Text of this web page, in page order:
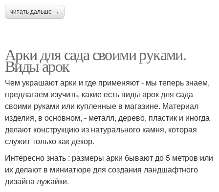
читать дальше →
Арки для сада своими руками.
Виды арок
Чем украшают арки и где применяют - мы теперь знаем,
предлагаем изучить, какие есть виды арок для сада
своими руками или купленные в магазине. Материал
изделия, в основном, - металл, дерево, пластик и иногда
делают конструкцию из натурального камня, которая
служит только как декор.
Интересно знать : размеры арки бывают до 5 метров или
их делают в миниатюре для создания ландшафтного
дизайна лужайки.